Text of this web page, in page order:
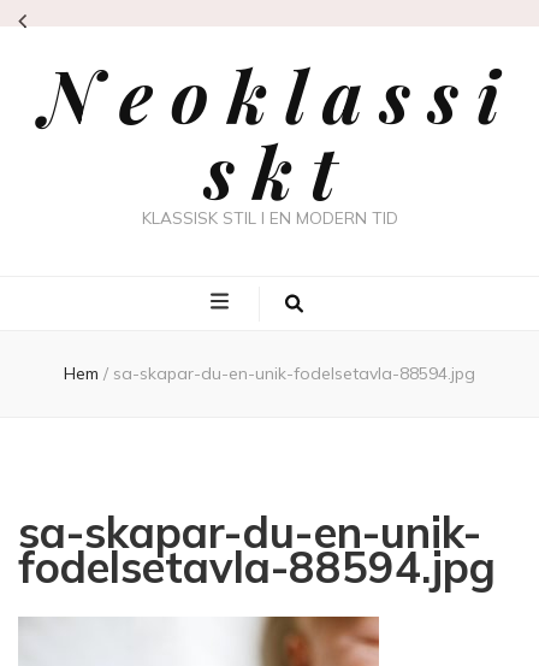
N e o k l a s s i
s k t
KLASSISK STIL I EN MODERN TID
Hem / sa-skapar-du-en-unik-fodelsetavla-88594.jpg
sa-skapar-du-en-unik-
fodelsetavla-88594.jpg